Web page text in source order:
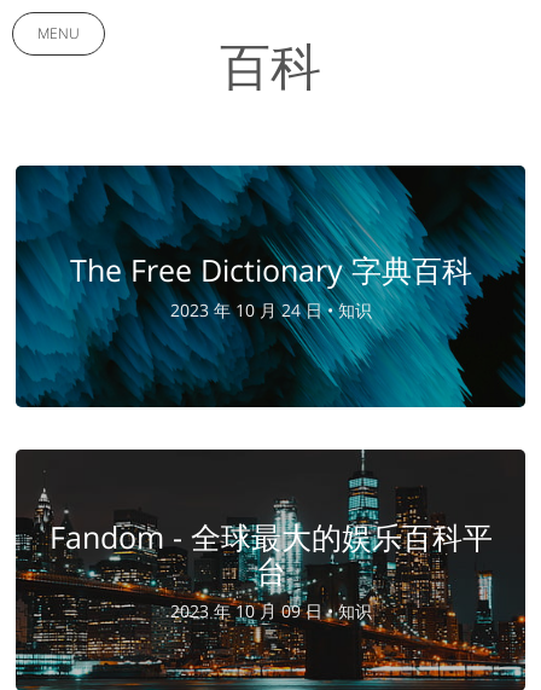
MENU 百科
The Free Dictionary 字典百科
2023 年 10 月 24 日 •知识
Fandom - 全球最大的娱乐百科平
台
2023 年 10 月 09 日 •知识